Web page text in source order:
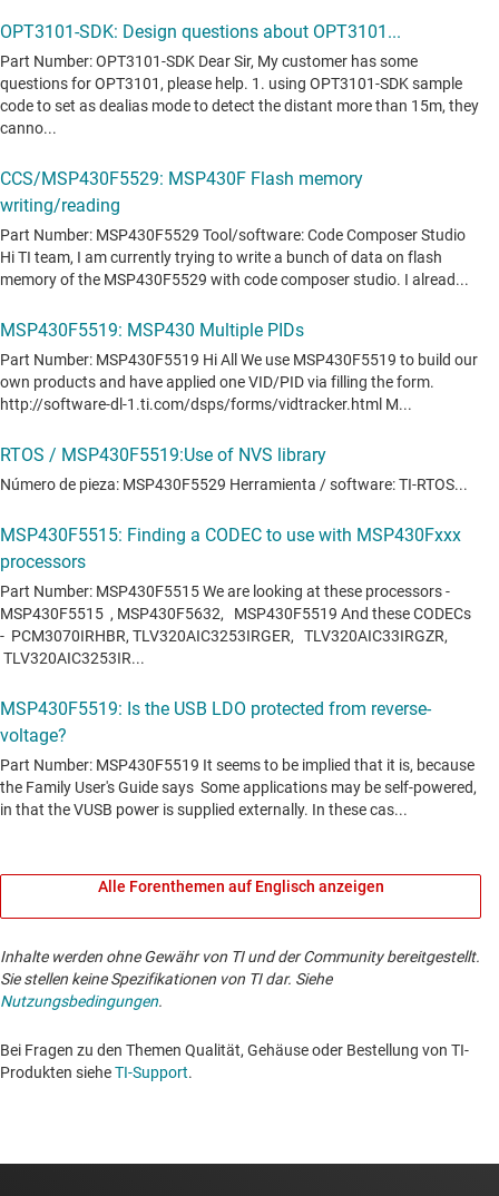
Alle Forenthemen auf Englisch anzeigen
Inhalte werden ohne Gewähr von TI und der Community bereitgestellt.
Sie stellen keine Spezifikationen von TI dar. Siehe
Nutzungsbedingungen.
Bei Fragen zu den Themen Qualität, Gehäuse oder Bestellung von TI-
Produkten sieheTI-Support. ​​​​​​​​​​​​​​